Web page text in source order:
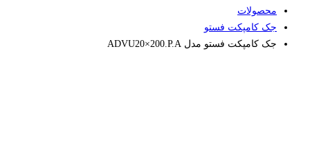
محصولات
جک کامپکت فستو
جک کامپکت فستو مدل ADVU20×200.P.A